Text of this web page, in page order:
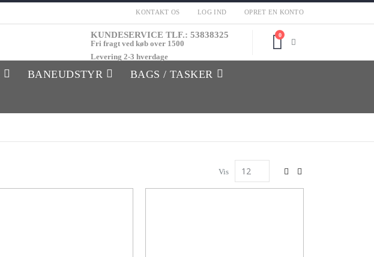
KONTAKT OS LOG IND OPRET EN KONTO
Cart
0
KUNDESERVICE TLF.: 53838325
Fri fragt ved køb over 1500
Levering 2-3 hverdage
BANEUDSTYR BAGS / TASKER
Vis
GitterListe
Vis